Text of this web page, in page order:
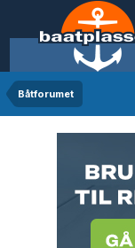
Båtforumet